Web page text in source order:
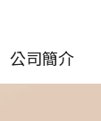
公司簡介